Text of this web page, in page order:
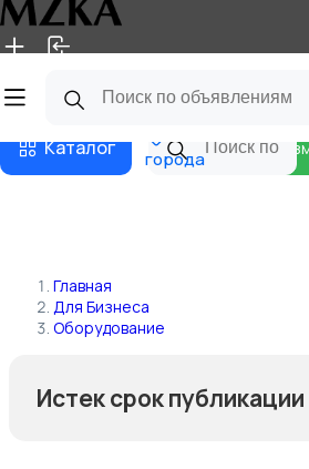
Главная Магазины
Каталог
города
Главная
Для Бизнеса
Оборудование
Истек срок публикации